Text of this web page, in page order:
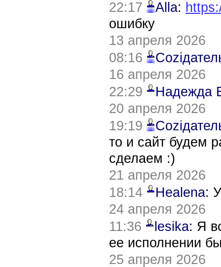
22:17 Alla:
ошибку
13 апреля 2026
08:16
16 апреля 2026
22:29
Надежда
20 апреля 2026
19:19
то и сайт будем
сделаем :)
21 апреля 2026
18:14
Healena:
24 апреля 2026
11:36
lesika: Я
ее исполнении
25 апреля 2026